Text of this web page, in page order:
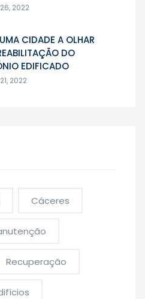
2022
CIDADE A OLHAR
DO
EDIFICADO
2022
Cáceres
Recuperação